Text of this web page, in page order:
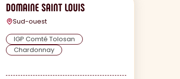
DOMAINE SAINT LOUIS
Sud-ouest
IGP Comté Tolosan
Chardonnay